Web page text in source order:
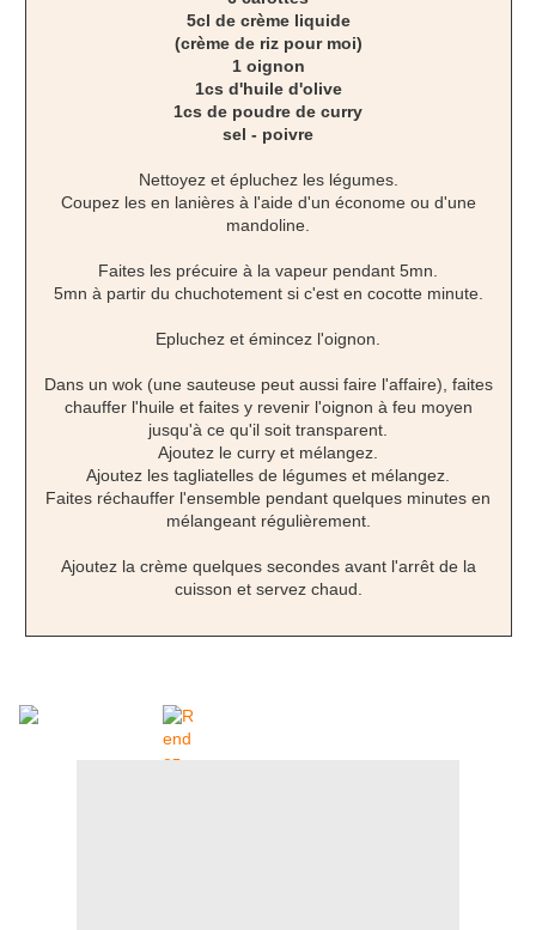
5cl de crème liquide
(crème de riz pour moi)
1 oignon
1cs d'huile d'olive
1cs de poudre de curry
sel - poivre
Nettoyez et épluchez les légumes.
Coupez les en lanières à l'aide d'un économe ou d'une
mandoline.
Faites les précuire à la vapeur pendant 5mn.
5mn à partir du chuchotement si c'est en cocotte minute.
Epluchez et émincez l'oignon.
Dans un wok (une sauteuse peut aussi faire l'affaire), faites
chauffer l'huile et faites y revenir l'oignon à feu moyen
jusqu'à ce qu'il soit transparent.
Ajoutez le curry et mélangez.
Ajoutez les tagliatelles de légumes et mélangez.
Faites réchauffer l'ensemble pendant quelques minutes en
mélangeant régulièrement.
Ajoutez la crème quelques secondes avant l'arrêt de la
cuisson et servez chaud.